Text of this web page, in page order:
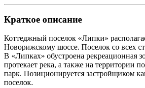
Краткое описание
Коттеджный поселок «Липки»
Новорижскому шоссе. Поселок со всех
В «Липках» обустроена рекреационная
протекает река, а также на территории
парк. Позиционируется застройщиком
поселок.